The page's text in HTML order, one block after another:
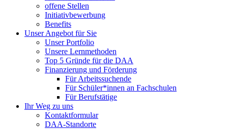
offene Stellen
Initiativbewerbung
Benefits
Unser Angebot für Sie
Unser Portfolio
Unsere Lernmethoden
Top 5 Gründe für die DAA
Finanzierung und Förderung
Für Arbeitssuchende
Für Schüler*innen an Fachschulen
Für Berufstätige
Ihr Weg zu uns
Kontaktformular
DAA-Standorte